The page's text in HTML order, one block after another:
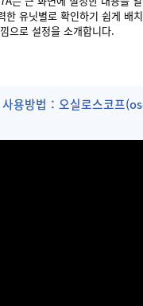
한 유닛별로 확인하기 쉽게 배
으로 설정을 소개합니다.
용방법：오실로스코프